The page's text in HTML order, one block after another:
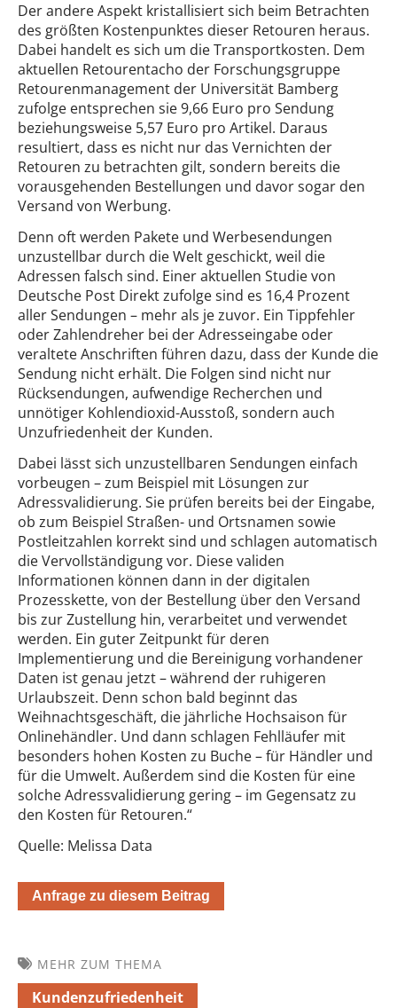
Der andere Aspekt kristallisiert sich beim Betrachten
des größten Kostenpunktes dieser Retouren heraus.
Dabei handelt es sich um die Transportkosten. Dem
aktuellen Retourentacho der Forschungsgruppe
Retourenmanagement der Universität Bamberg
zufolge entsprechen sie 9,66 Euro pro Sendung
beziehungsweise 5,57 Euro pro Artikel. Daraus
resultiert, dass es nicht nur das Vernichten der
Retouren zu betrachten gilt, sondern bereits die
vorausgehenden Bestellungen und davor sogar den
Versand von Werbung.
Denn oft werden Pakete und Werbesendungen
unzustellbar durch die Welt geschickt, weil die
Adressen falsch sind. Einer aktuellen Studie von
Deutsche Post Direkt zufolge sind es 16,4 Prozent
aller Sendungen – mehr als je zuvor. Ein Tippfehler
oder Zahlendreher bei der Adresseingabe oder
veraltete Anschriften führen dazu, dass der Kunde die
Sendung nicht erhält. Die Folgen sind nicht nur
Rücksendungen, aufwendige Recherchen und
unnötiger Kohlendioxid-Ausstoß, sondern auch
Unzufriedenheit der Kunden.
Dabei lässt sich unzustellbaren Sendungen einfach
vorbeugen – zum Beispiel mit Lösungen zur
Adressvalidierung. Sie prüfen bereits bei der Eingabe,
ob zum Beispiel Straßen- und Ortsnamen sowie
Postleitzahlen korrekt sind und schlagen automatisch
die Vervollständigung vor. Diese validen
Informationen können dann in der digitalen
Prozesskette, von der Bestellung über den Versand
bis zur Zustellung hin, verarbeitet und verwendet
werden. Ein guter Zeitpunkt für deren
Implementierung und die Bereinigung vorhandener
Daten ist genau jetzt – während der ruhigeren
Urlaubszeit. Denn schon bald beginnt das
Weihnachtsgeschäft, die jährliche Hochsaison für
Onlinehändler. Und dann schlagen Fehlläufer mit
besonders hohen Kosten zu Buche – für Händler und
für die Umwelt. Außerdem sind die Kosten für eine
solche Adressvalidierung gering – im Gegensatz zu
den Kosten für Retouren.“
Quelle: Melissa Data
Anfrage zu diesem Beitrag
MEHR ZUM THEMA
Kundenzufriedenheit